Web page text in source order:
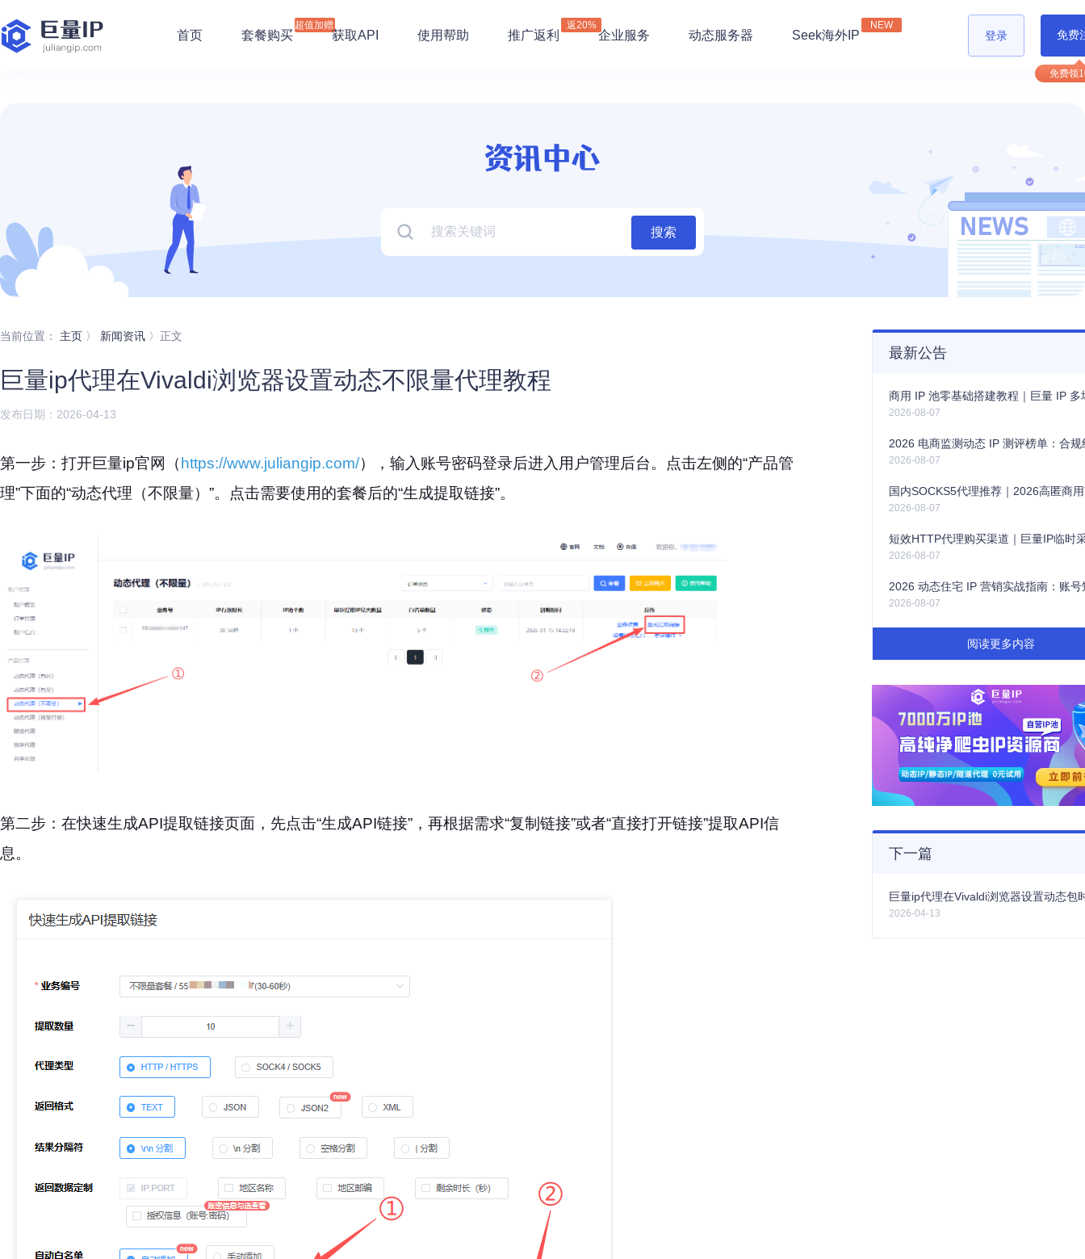
首页 套餐购买
超值加赠
获取API 使用帮助 推广返利
返20%
企业服务 动态服务器 Seek海外IP
NEW
登录 免费
搜索
当前位置： 主页 〉 新闻资讯 〉正文
巨量ip代理在Vivaldi浏览器设置动态不限量代理教程
发布日期：2026-04-13
第一步：打开巨量ip官网（ https://www.juliangip.com/），输入账号密码登录后进入用户管理后台。点击左侧的“产品管
理”下面的“动态代理（不限量）”。点击需要使用的套餐后的“生成提取链接”。
第二步：在快速生成API提取链接页面，先点击“生成API链接”，再根据需求“复制链接”或者“直接打开链接”提取API信
息。
最新公告
2026-08-07
2026-08-07
2026-08-07
2026-08-07
2026-08-07
阅读更多内容
下一篇
2026-04-13